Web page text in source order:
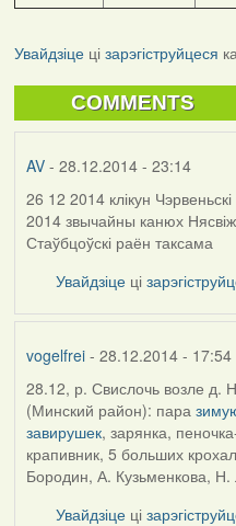
Увайдзіцеці зарэгіструйцеся
COMMENTS
AV- 28.12.2014 - 23:14
26 12 2014 клікун
2014 звычайны канюх
Стаўбцоўскі раён таксама
Увайдзіце ці
vogelfrei- 28.12.2014 - 17:54
28.12, р. Свислочь возле д.
(Минский район): пара
завирушек, зарянка,
крапивник, 5 больших
Бородин, А. Кузьменкова, Н.
Увайдзіце ці